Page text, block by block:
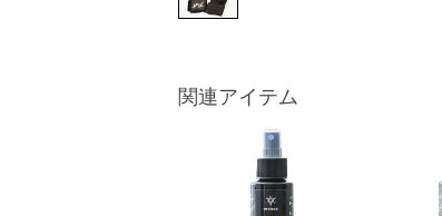
関連アイテム